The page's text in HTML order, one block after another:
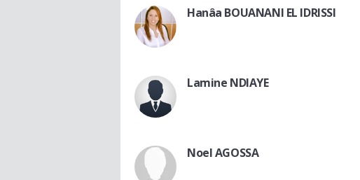
Hanâa BOUANANI EL IDRISSI
Lamine NDIAYE
Noel AGOSSA